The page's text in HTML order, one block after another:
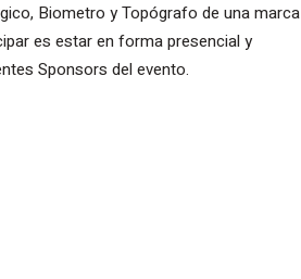
⁠Biometro y Topógrafo de una marca
es estar en forma presencial y
Sponsors del evento.